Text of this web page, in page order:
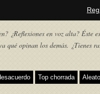
¿Reflexiones en voz alta? Éste
qué opinan los demás. ¿Tienes
Top chorrada